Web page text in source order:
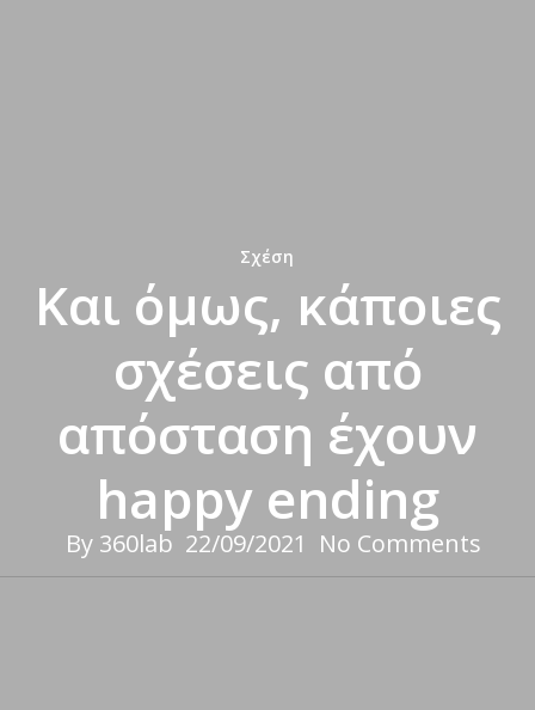
Σχέση
Και όμως, κάποιες
σχέσεις από
απόσταση έχουν
happy ending
By 360lab 22/09/2021 No Comments